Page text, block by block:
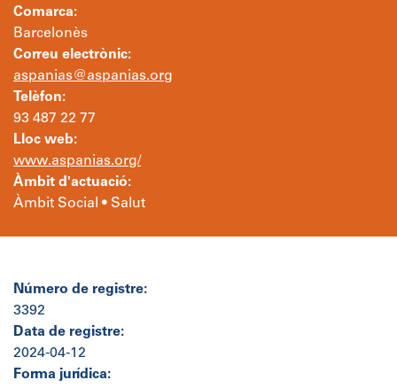
Comarca:
Barcelonès
Correu electrònic:
aspanias@aspanias.org
Telèfon:
93 487 22 77
Lloc web:
www.aspanias.org/
Àmbit d'actuació:
Àmbit Social • Salut
Número de registre:
3392
Data de registre:
2024-04-12
Forma jurídica: